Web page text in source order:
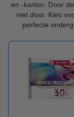
en -karton. Door
niet door. Kies
perfecte